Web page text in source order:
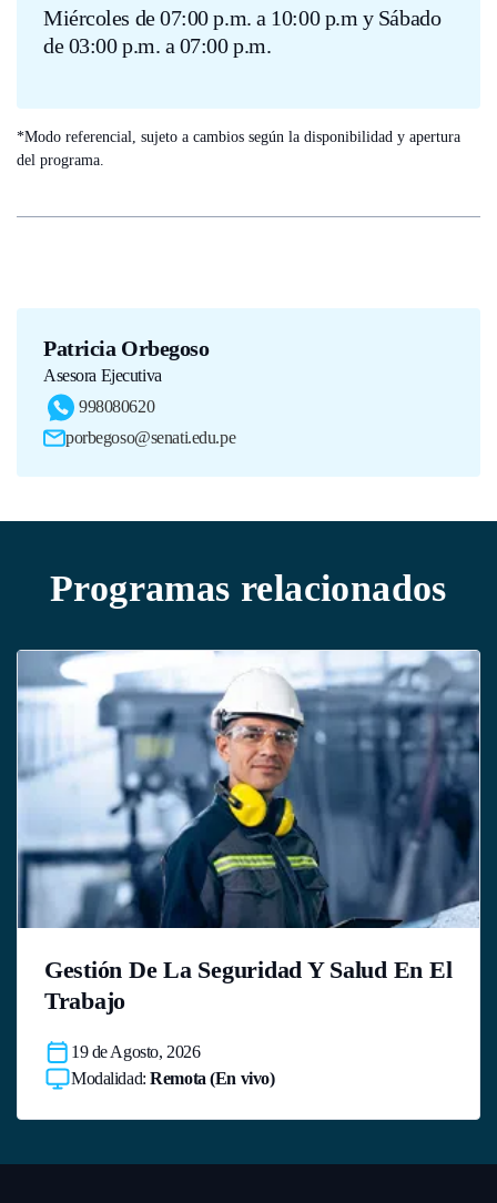
Miércoles de 07:00 p.m. a 10:00 p.m y Sábado
de 03:00 p.m. a 07:00 p.m.
*Modo referencial, sujeto a cambios según la disponibilidad y apertura
del programa.
Patricia Orbegoso
Asesora Ejecutiva
998080620
porbegoso@senati.edu.pe
Programas relacionados
Gestión De La Seguridad Y Salud En El
Trabajo
19 de Agosto, 2026
Modalidad:Remota (En vivo)